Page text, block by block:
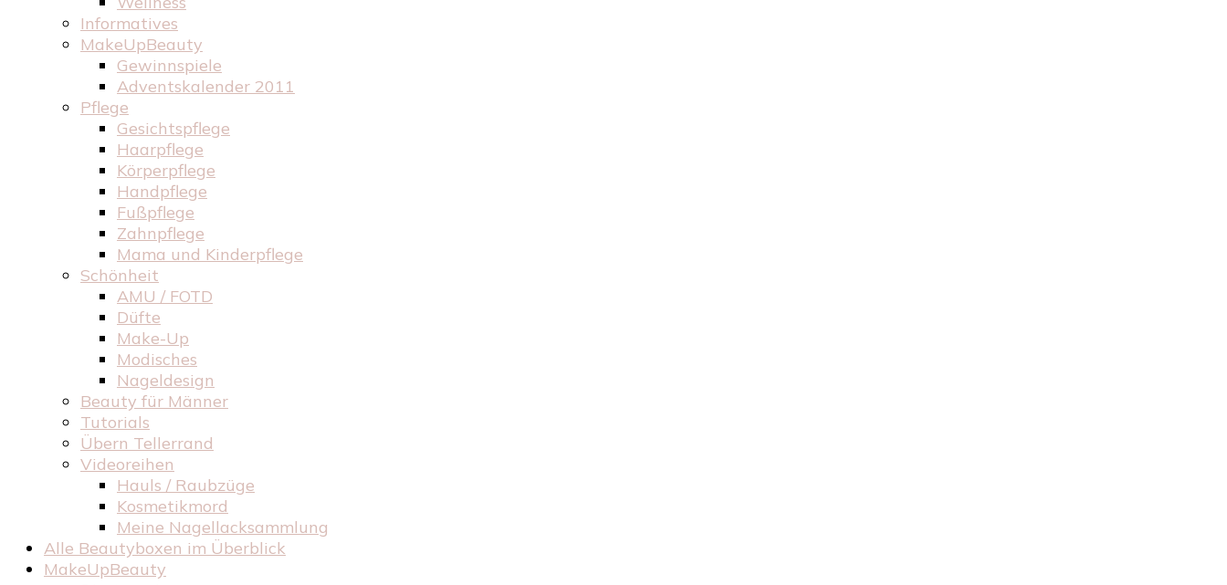
Informatives
MakeUpBeauty
Gewinnspiele
Adventskalender 2011
Pflege
Gesichtspflege
Haarpflege
Körperpflege
Handpflege
Fußpflege
Zahnpflege
Mama und Kinderpflege
Schönheit
AMU / FOTD
Düfte
Make-Up
Modisches
Nageldesign
Beauty für Männer
Tutorials
Übern Tellerrand
Videoreihen
Hauls / Raubzüge
Kosmetikmord
Meine Nagellacksammlung
Alle Beautyboxen im Überblick
MakeUpBeauty